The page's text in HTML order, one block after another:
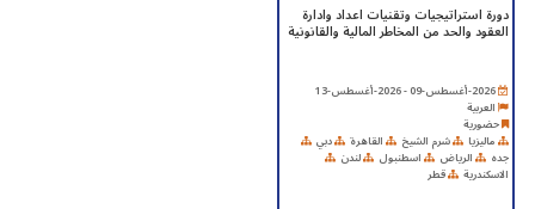
دورة استراتيجيات وتقنيات اعداد وادارة
العقود والحد من المخاطر المالية والقانونية
2026-أغسطس-09 - 2026-أغسطس-13
العربية
حضورية
ماليزيا شرم الشيخ القاهرة دبي
جده الرياض اسطنبول لندن
الاسكندرية قطر